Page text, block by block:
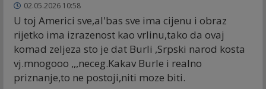
02.05.2026 10:58
U toj Americi sve,al'bas sve ima cijenu i obraz
rijetko ima izrazenost kao vrlinu,tako da ovaj
komad zeljeza sto je dat Burli ,Srpski narod kosta
vj.mnogooo ,,,neceg.Kakav Burle i realno
priznanje,to ne postoji,niti moze biti.